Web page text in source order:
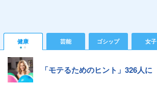
健康 芸能 ゴシップ 女子
「モテるためのヒント」326人に